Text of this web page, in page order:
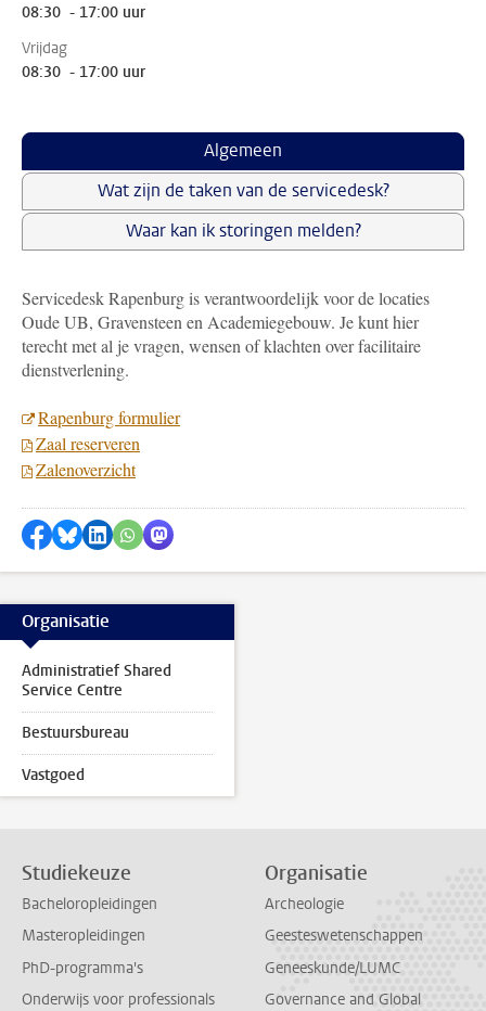
08:30 - 17:00 uur
Vrijdag
08:30 - 17:00 uur
Algemeen
Wat zijn de taken van de servicedesk?
Waar kan ik storingen melden?
Servicedesk Rapenburg is verantwoordelijk voor de locaties
Oude UB, Gravensteen en Academiegebouw. Je kunt hier
terecht met al je vragen, wensen of klachten over facilitaire
dienstverlening.
Rapenburg formulier
Zaal reserveren
Zalenoverzicht
Delen op Facebook
Delen via Bluesky
Delen op LinkedIn
Delen via WhatsApp
Delen via Mastodon
Organisatie
Administratief Shared
Service Centre
Bestuursbureau
Vastgoed
Studiekeuze
Bacheloropleidingen
Masteropleidingen
PhD-programma's
Onderwijs voor professionals
Organisatie
Archeologie
Geesteswetenschappen
Geneeskunde/LUMC
Governance and Global